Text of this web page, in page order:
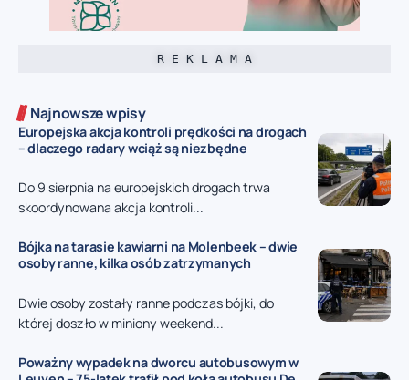
R E K L A M A
Najnowsze wpisy
Europejska akcja kontroli prędkości na drogach
– dlaczego radary wciąż są niezbędne
Do 9 sierpnia na europejskich drogach trwa
skoordynowana akcja kontroli...
Bójka na tarasie kawiarni na Molenbeek – dwie
osoby ranne, kilka osób zatrzymanych
Dwie osoby zostały ranne podczas bójki, do
której doszło w miniony weekend...
Poważny wypadek na dworcu autobusowym w